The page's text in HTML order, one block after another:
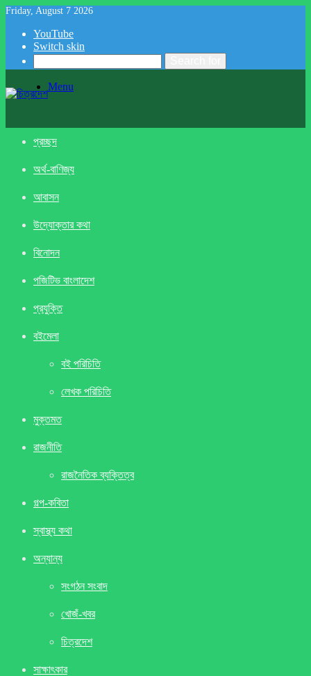
Friday, August 7 2026
YouTube
Switch skin
Menu
প্রচ্ছদ
অর্থ-বাণিজ্য
আবাসন
উদ্যোক্তার কথা
বিনোদন
পজিটিভ বাংলাদেশ
প্রযুক্তি
বইমেলা
বই পরিচিতি
লেখক পরিচিতি
মুক্তমত
রাজনীতি
রাজনৈতিক ব্যক্তিত্ব
গল্প-কবিতা
স্বাস্থ্য কথা
অন্যান্য
সংগঠন সংবাদ
খােজঁ-খবর
চিত্রদেশ
সাক্ষাৎকার